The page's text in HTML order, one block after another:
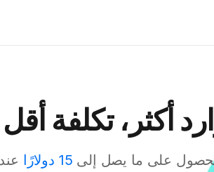
أكثر، تكلفة أقل
على ما يصل إلى 15 دولارًا